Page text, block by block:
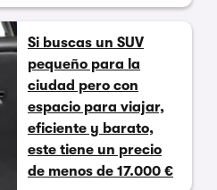
Si buscas un SUV
pequeño para la
ciudad pero con
espacio para viajar,
eficiente y barato,
este tiene un precio
de menos de 17.000 €